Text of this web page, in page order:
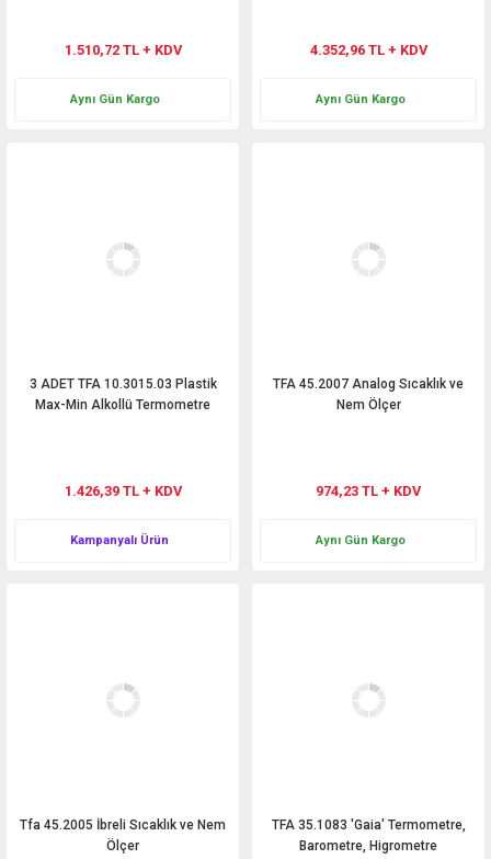
1.510,72 TL + KDV
Aynı Gün Kargo
4.352,96 TL + KDV
Aynı Gün Kargo
3 ADET TFA 10.3015.03 Plastik
Max-Min Alkollü Termometre
1.426,39 TL + KDV
Kampanyalı Ürün
TFA 45.2007 Analog Sıcaklık ve
Nem Ölçer
974,23 TL + KDV
Aynı Gün Kargo
Tfa 45.2005 İbreli Sıcaklık ve Nem
Ölçer
TFA 35.1083 'Gaia' Termometre,
Barometre, Higrometre